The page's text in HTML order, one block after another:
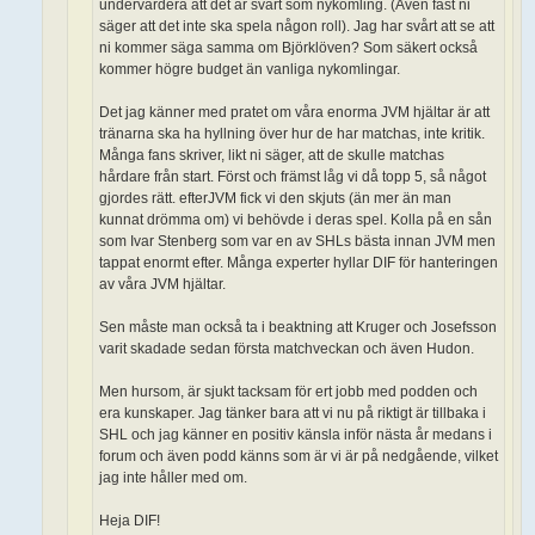
undervärdera att det är svårt som nykomling. (Även fast ni
säger att det inte ska spela någon roll). Jag har svårt att se att
ni kommer säga samma om Björklöven? Som säkert också
kommer högre budget än vanliga nykomlingar.
Det jag känner med pratet om våra enorma JVM hjältar är att
tränarna ska ha hyllning över hur de har matchas, inte kritik.
Många fans skriver, likt ni säger, att de skulle matchas
hårdare från start. Först och främst låg vi då topp 5, så något
gjordes rätt. efterJVM fick vi den skjuts (än mer än man
kunnat drömma om) vi behövde i deras spel. Kolla på en sån
som Ivar Stenberg som var en av SHLs bästa innan JVM men
tappat enormt efter. Många experter hyllar DIF för hanteringen
av våra JVM hjältar.
Sen måste man också ta i beaktning att Kruger och Josefsson
varit skadade sedan första matchveckan och även Hudon.
Men hursom, är sjukt tacksam för ert jobb med podden och
era kunskaper. Jag tänker bara att vi nu på riktigt är tillbaka i
SHL och jag känner en positiv känsla inför nästa år medans i
forum och även podd känns som är vi är på nedgående, vilket
jag inte håller med om.
Heja DIF!